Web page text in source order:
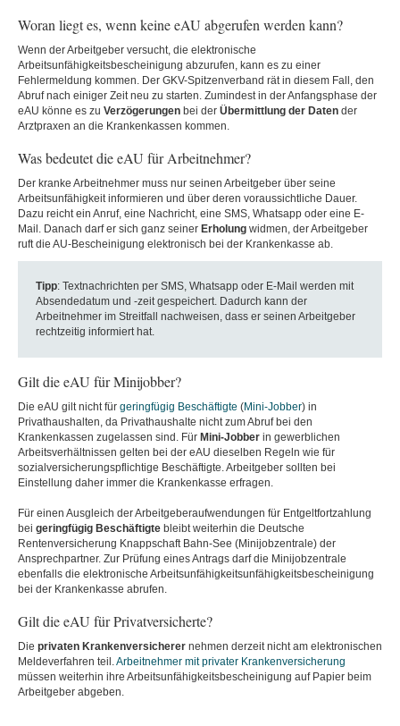
Woran liegt es, wenn keine eAU abgerufen werden kann?
Wenn der Arbeitgeber versucht, die elektronische
Arbeitsunfähigkeitsbescheinigung abzurufen, kann es zu einer
Fehlermeldung kommen. Der GKV-Spitzenverband rät in diesem Fall, den
Abruf nach einiger Zeit neu zu starten. Zumindest in der Anfangsphase der
eAU könne es zu Verzögerungen bei der Übermittlung der Daten der
Arztpraxen an die Krankenkassen kommen.
Was bedeutet die eAU für Arbeitnehmer?
Der kranke Arbeitnehmer muss nur seinen Arbeitgeber über seine
Arbeitsunfähigkeit informieren und über deren voraussichtliche Dauer.
Dazu reicht ein Anruf, eine Nachricht, eine SMS, Whatsapp oder eine E-
Mail. Danach darf er sich ganz seiner Erholung widmen, der Arbeitgeber
ruft die AU-Bescheinigung elektronisch bei der Krankenkasse ab.
Tipp: Textnachrichten per SMS, Whatsapp oder E-Mail werden mit
Absendedatum und -zeit gespeichert. Dadurch kann der
Arbeitnehmer im Streitfall nachweisen, dass er seinen Arbeitgeber
rechtzeitig informiert hat.
Gilt die eAU für Minijobber?
Die eAU gilt nicht für geringfügig Beschäftigte (Mini-Jobber) in
Privathaushalten, da Privathaushalte nicht zum Abruf bei den
Krankenkassen zugelassen sind. Für Mini-Jobber in gewerblichen
Arbeitsverhältnissen gelten bei der eAU dieselben Regeln wie für
sozialversicherungspflichtige Beschäftigte. Arbeitgeber sollten bei
Einstellung daher immer die Krankenkasse erfragen.
Für einen Ausgleich der Arbeitgeberaufwendungen für Entgeltfortzahlung
bei geringfügig Beschäftigte bleibt weiterhin die Deutsche
Rentenversicherung Knappschaft Bahn-See (Minijobzentrale) der
Ansprechpartner. Zur Prüfung eines Antrags darf die Minijobzentrale
ebenfalls die elektronische Arbeitsunfähigkeitsunfähigkeitsbescheinigung
bei der Krankenkasse abrufen.
Gilt die eAU für Privatversicherte?
Die privaten Krankenversicherer nehmen derzeit nicht am elektronischen
Meldeverfahren teil.Arbeitnehmer mit privater Krankenversicherung
müssen weiterhin ihre Arbeitsunfähigkeitsbescheinigung auf Papier beim
Arbeitgeber abgeben.